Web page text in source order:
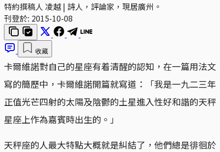
特約撰稿人 凌越 | 詩人，評論家，現居廣州。
刊登於: 2015-10-08
收藏
卡爾維諾對自己的星座有着清醒的認知，在一篇用法文
寫的簡歷中，卡爾維諾開篇就寫道：「我是一九二三年
正值光芒四射的太陽及陰鬱的土星進入性好和諧的天秤
星座上作為嘉賓時出生的。」
天秤座的人最大特點大概就是糾結了，他們總是徘徊於